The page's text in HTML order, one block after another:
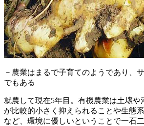
－農業はまるで子育てのようであり、
でもある
就農して現在5年目。有機農業は土壌や
が比較的小さく抑えられることや生態
など、環境に優しいということで一石